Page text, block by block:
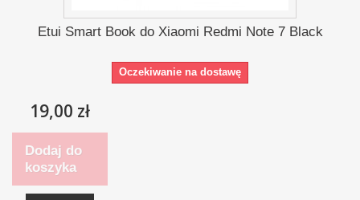
Etui Smart Book do Xiaomi Redmi Note 7 Black
Oczekiwanie na dostawę
19,00 zł
Dodaj do
koszyka